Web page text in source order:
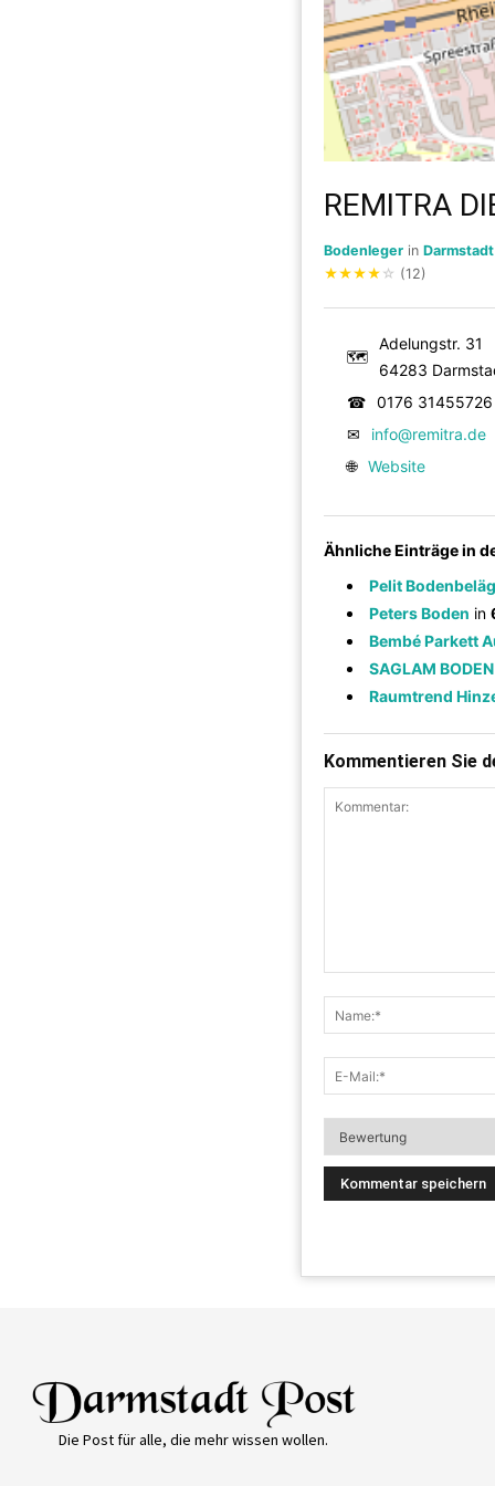
REMITRA
Bodenleger in Darmstadt
★★★★ ☆ (12)
🗺
Adelungstr. 31
64283
☎ 0176 31455726
✉
info@remitra.de
🌐 Website
Ähnliche Einträge in
Pelit
Peters Boden in
Bembé Parkett
SAGLAM BODEN
Raumtrend
Kommentieren Sie
Die Post für alle, die mehr wissen wollen.